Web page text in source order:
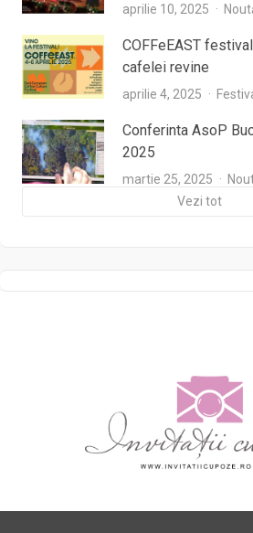
aprilie 10, 2025
COFFeEAST
cafelei revine
aprilie 4, 2025
Conferinta AsoP
2025
martie 25, 2025
Vezi tot